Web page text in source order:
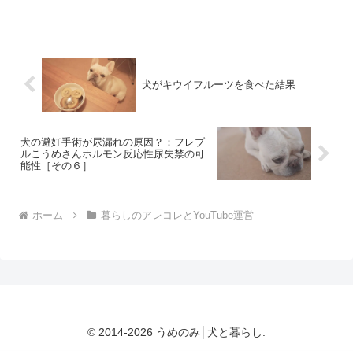
犬がキウイフルーツを食べた結果
犬の避妊手術が尿漏れの原因？：フレブ
ルこうめさんホルモン反応性尿失禁の可
能性［その６］
ホーム 暮らしのアレコレとYouTube運営
© 2014-2026 うめのみ│犬と暮らし.